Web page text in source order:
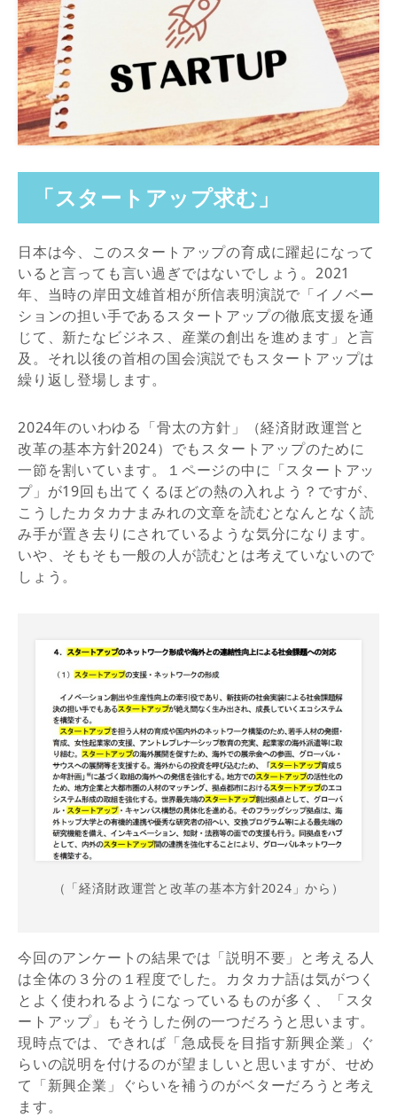
「スタートアップ求む」
日本は今、このスタートアップの育成に躍起になって
いると言っても言い過ぎではないでしょう。2021
年、当時の岸田文雄首相が所信表明演説で「イノベー
ションの担い手であるスタートアップの徹底支援を通
じて、新たなビジネス、産業の創出を進めます」と言
及。それ以後の首相の国会演説でもスタートアップは
繰り返し登場します。
2024年のいわゆる「骨太の方針」（経済財政運営と
改革の基本方針2024）でもスタートアップのために
一節を割いています。１ページの中に「スタートアッ
プ」が19回も出てくるほどの熱の入れよう？ですが、
こうしたカタカナまみれの文章を読むとなんとなく読
み手が置き去りにされているような気分になります。
いや、そもそも一般の人が読むとは考えていないので
しょう。
（「経済財政運営と改革の基本方針2024」から）
今回のアンケートの結果では「説明不要」と考える人
は全体の３分の１程度でした。カタカナ語は気がつく
とよく使われるようになっているものが多く、「スタ
ートアップ」もそうした例の一つだろうと思います。
現時点では、できれば「急成長を目指す新興企業」ぐ
らいの説明を付けるのが望ましいと思いますが、せめ
て「新興企業」ぐらいを補うのがベターだろうと考え
ます。